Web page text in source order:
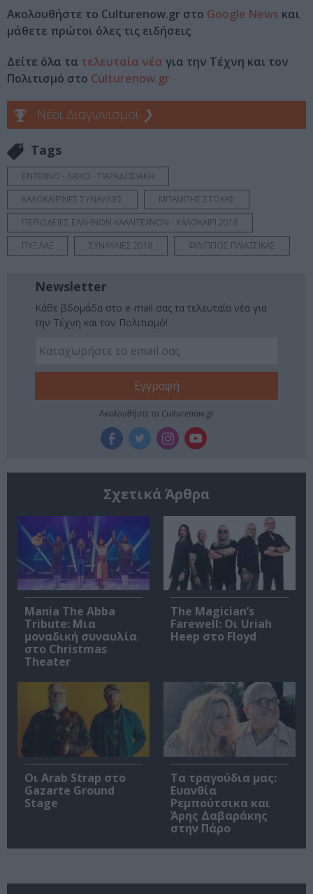
Ακολουθήστε το Culturenow.gr στο Google News και
μάθετε πρώτοι όλες τις ειδήσεις
Δείτε όλα τα τελευταία νέα για την Τέχνη και τον
Πολιτισμό στο Culturenow.gr
Νέοι Διαγωνισμοί ❯
Tags
ΕΝΤΕΧΝΟ - ΛΑΪΚΟ - ΠΑΡΑΔΟΣΙΑΚΗ
ΚΑΛΟΚΑΙΡΙΝΕΣ ΣΥΝΑΥΛΙΕΣ
ΜΠΑΜΠΗΣ ΣΤΟΚΑΣ
ΠΕΡΙΟΔΕΙΕΣ ΕΛΛΗΝΩΝ ΚΑΛΛΙΤΕΧΝΩΝ - ΚΑΛΟΚΑΙΡΙ 2018
ΠΥΞ ΛΑΞ
ΣΥΝΑΥΛΙΕΣ 2018 ΦΙΛΙΠΠΟΣ ΠΛΙΑΤΣΙΚΑΣ
Newsletter
Κάθε βδομάδα στο e-mail σας τα τελευταία νέα για
την Τέχνη και τον Πολιτισμό!
Ακολουθήστε το Culturenow.gr
Σχετικά Άρθρα
Mania The Abba
Tribute: Μια
μοναδική συναυλία
στο Christmas
Theater
The Magician’s
Farewell: Οι Uriah
Heep στο Floyd
Οι Arab Strap στο
Gazarte Ground
Stage
Τα τραγούδια μας:
Ευανθία
Ρεμπούτσικα και
Άρης Δαβαράκης
στην Πάρο